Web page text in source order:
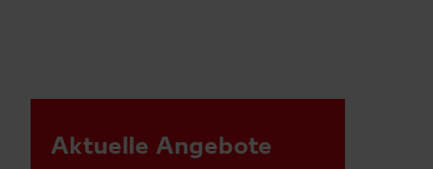
Aktuelle Angebote